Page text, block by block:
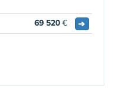
69 520 € ➔